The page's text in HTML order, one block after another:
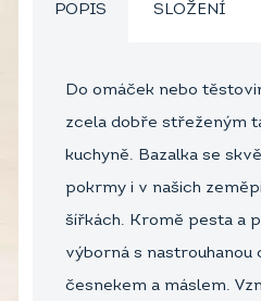
POPIS SLOŽENÍ
Do omáček nebo
zcela dobře střeženým
kuchyně. Bazalka se
pokrmy i v našich
šířkách. Kromě pesta a
výborná s nastrouhanou
česnekem a máslem.